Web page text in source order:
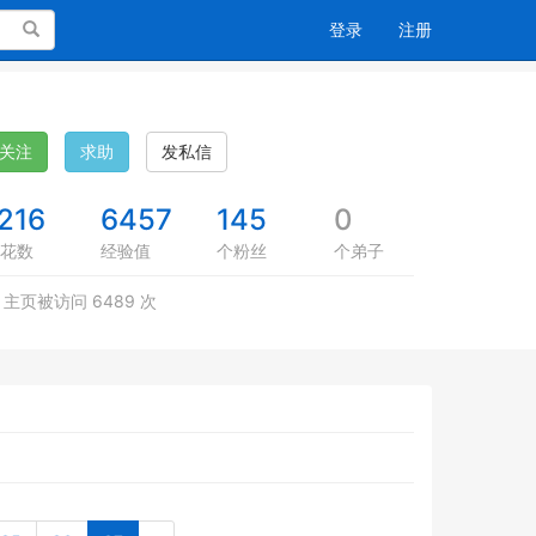
搜索 登录 注册
关注 求助 发私信
数
6457
经验值
145
个粉丝
0
个弟子
主页被访问 6489 次